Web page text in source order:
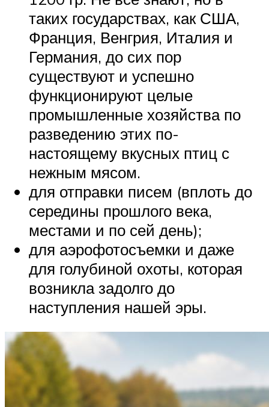
таких государствах, как США,
Франция, Венгрия, Италия и
Германия, до сих пор
существуют и успешно
функционируют целые
промышленные хозяйства по
разведению этих по-
настоящему вкусных птиц с
нежным мясом.
для отправки писем (вплоть до
середины прошлого века,
местами и по сей день);
для аэрофотосъемки и даже
для голубиной охоты, которая
возникла задолго до
наступления нашей эры.